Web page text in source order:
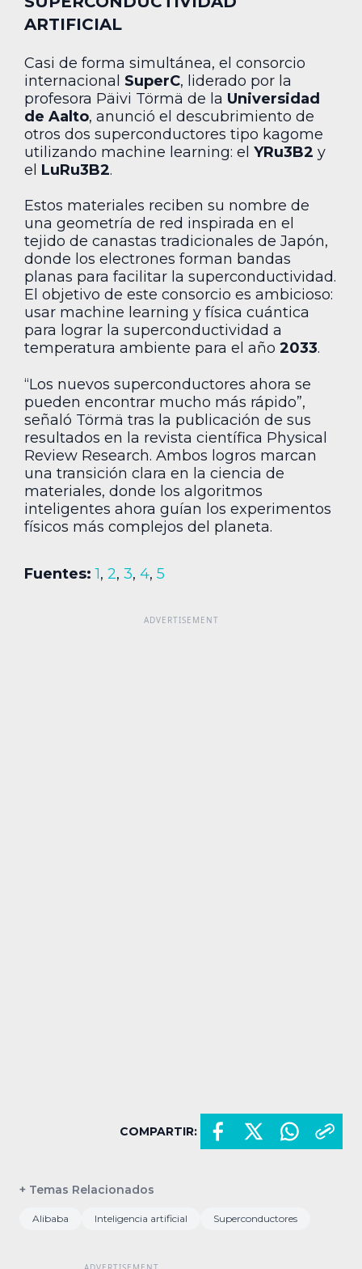
ARTIFICIAL
Casi de forma simultánea, el consorcio
internacional SuperC, liderado por la
profesora Päivi Törmä de la Universidad
de Aalto, anunció el descubrimiento de
otros dos superconductores tipo kagome
utilizando machine learning: el YRu3B2 y
el LuRu3B2.
Estos materiales reciben su nombre de
una geometría de red inspirada en el
tejido de canastas tradicionales de Japón,
donde los electrones forman bandas
planas para facilitar la superconductividad.
El objetivo de este consorcio es ambicioso:
usar machine learning y física cuántica
para lograr la superconductividad a
temperatura ambiente para el año 2033.
“Los nuevos superconductores ahora se
pueden encontrar mucho más rápido”,
señaló Törmä tras la publicación de sus
resultados en la revista científica Physical
Review Research. Ambos logros marcan
una transición clara en la ciencia de
materiales, donde los algoritmos
inteligentes ahora guían los experimentos
físicos más complejos del planeta.
Fuentes: 1, 2, 3, 4, 5
COMPARTIR:
+ Temas Relacionados
Alibaba Inteligencia artificial Superconductores